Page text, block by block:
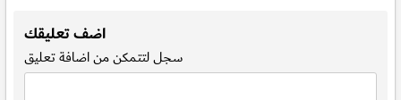
اضف تعليقك
سجللتتمكن من اضافة تعليق